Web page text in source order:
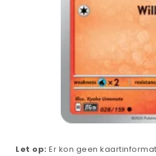
Let op: Er kon geen